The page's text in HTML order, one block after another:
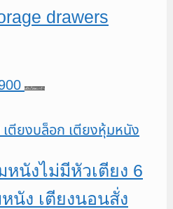
drawers
Current
is:
หยิบใส่ตะกร้า
หนังไม่มีหัวเตียง 6
นัง เตียงนอนสั่ง